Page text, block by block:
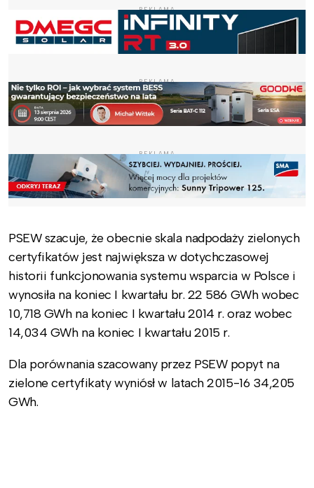
REKLAMA
REKLAMA
REKLAMA
PSEW szacuje, że obecnie skala nadpodaży zielonych
certyfikatów jest największa w dotychczasowej
historii funkcjonowania systemu wsparcia w Polsce i
wynosiła na koniec I kwartału br. 22 586 GWh wobec
10,718 GWh na koniec I kwartału 2014 r. oraz wobec
14,034 GWh na koniec I kwartału 2015 r.
Dla porównania szacowany przez PSEW popyt na
zielone certyfikaty wyniósł w latach 2015-16 34,205
GWh.